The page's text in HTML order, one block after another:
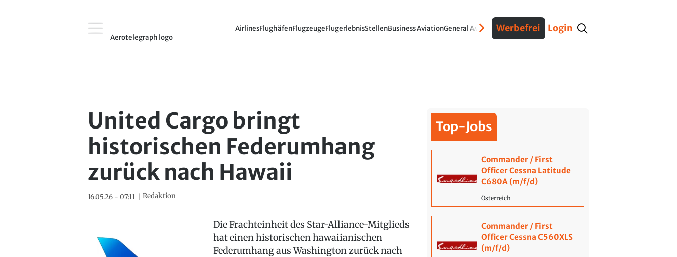
Aerotelegraph logo
AirlinesFlughäfenFlugzeugeFlugerlebnisStellenBusiness AviationGeneral AviationVerteidigungInterviews Fracht
Werbefrei Login
United Cargo bringt
historischen Federumhang
zurück nach Hawaii
16.05.26 - 07:11 Redaktion
Die Frachteinheit des Star-Alliance-Mitglieds
hat einen historischen hawaiianischen
Federumhang aus Washington zurück nach
Top-Jobs
Commander / First
Officer Cessna Latitude
C680A (m/f/d)
Österreich
Commander / First
Officer Cessna C560XLS
(m/f/d)